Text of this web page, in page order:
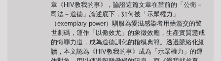
章《HIV教我的事》，論證這篇文章在當前的「公衛－
司法－道德」論述底下，如何被「示眾權力」
（exemplary power）馴服為愛滋感染者用藥濫交的警
世劇碼，運作「以儆效尤」的象徵效應，生產實質懲戒
的悔罪力道，成為道德訓化的楷模典範。透過脈絡化細
讀，本文認為《HIV教我的事》成為「示眾權力」的運